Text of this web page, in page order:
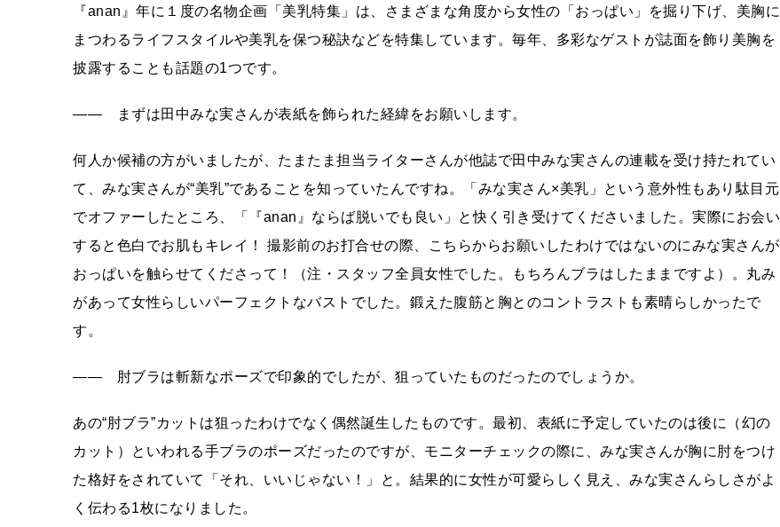
『anan』年に１度の名物企画「美乳特集」は、さまざまな角度から女性の「おっぱい」を掘り下げ、美胸に
まつわるライフスタイルや美乳を保つ秘訣などを特集しています。毎年、多彩なゲストが誌面を飾り美胸を
披露することも話題の1つです。
―― まずは田中みな実さんが表紙を飾られた経緯をお願いします。
何人か候補の方がいましたが、たまたま担当ライターさんが他誌で田中みな実さんの連載を受け持たれてい
て、みな実さんが“美乳”であることを知っていたんですね。「みな実さん×美乳」という意外性もあり駄目元
でオファーしたところ、「『anan』ならば脱いでも良い」と快く引き受けてくださいました。実際にお会い
すると色白でお肌もキレイ！ 撮影前のお打合せの際、こちらからお願いしたわけではないのにみな実さんが
おっぱいを触らせてくださって！（注・スタッフ全員女性でした。もちろんブラはしたままですよ）。丸み
があって女性らしいパーフェクトなバストでした。鍛えた腹筋と胸とのコントラストも素晴らしかったで
す。
―― 肘ブラは斬新なポーズで印象的でしたが、狙っていたものだったのでしょうか。
あの“肘ブラ”カットは狙ったわけでなく偶然誕生したものです。最初、表紙に予定していたのは後に（幻の
カット）といわれる手ブラのポーズだったのですが、モニターチェックの際に、みな実さんが胸に肘をつけ
た格好をされていて「それ、いいじゃない！」と。結果的に女性が可愛らしく見え、みな実さんらしさがよ
く伝わる1枚になりました。